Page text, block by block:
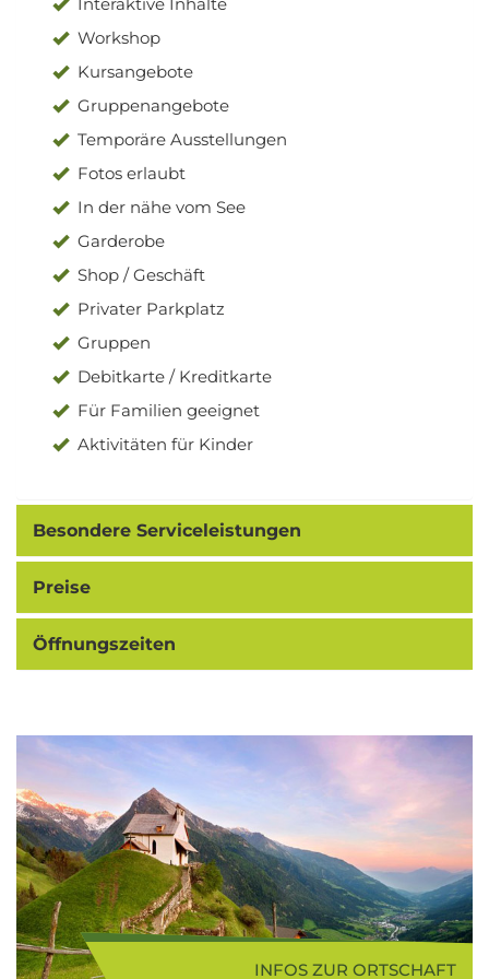
Workshop
Kursangebote
Gruppenangebote
Temporäre Ausstellungen
Fotos erlaubt
In der nähe vom See
Garderobe
Shop / Geschäft
Privater Parkplatz
Gruppen
Debitkarte / Kreditkarte
Für Familien geeignet
Aktivitäten für Kinder
Besondere Serviceleistungen
Preise
Öffnungszeiten
INFOS ZUR ORTSCHAFT